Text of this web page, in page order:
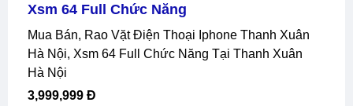
Xsm 64 Full Chức Năng
Mua Bán, Rao Vặt Điện Thoại Iphone Thanh Xuân
Hà Nội, Xsm 64 Full Chức Năng Tại Thanh Xuân
Hà Nội
3,999,999 Đ